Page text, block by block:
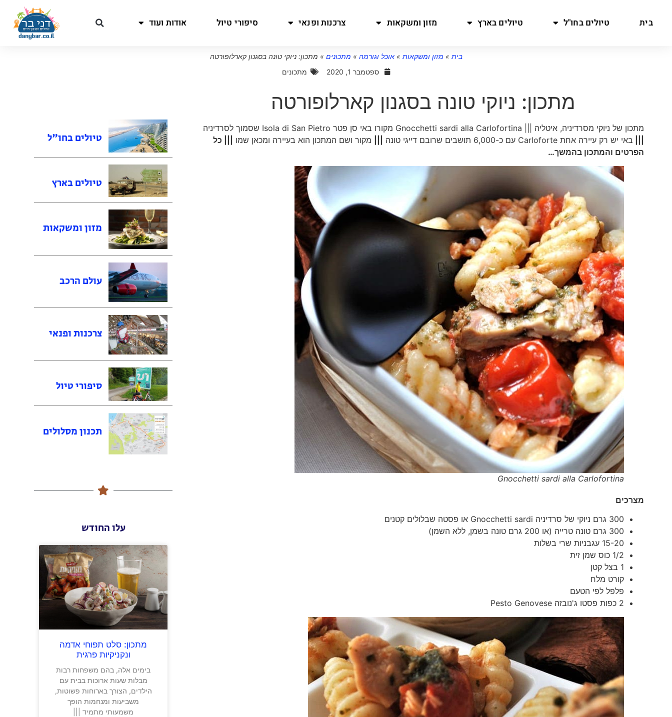
בית טיולים בחו"ל טיולים בארץ מזון ומשקאות צרכנות ופנאי סיפורי טיול אודות ועוד
בית » מזון ומשקאות »אוכל וגורמה » מתכונים » מתכון: ניוקי טונה בסגנון קארלופורטה
ספטמבר 1, 2020
מתכונים
מתכון: ניוקי טונה בסגנון קארלופורטה
מתכון של ניוקי מסרדיניה, איטליה ||| Gnocchetti sardi alla Carlofortina מקורו באי סן פטר Isola di San Pietro שסמוך לסרדיניה
באי יש רק עיירה אחת Carloforte עם כ-6,000 תושבים שרובם דייגי טונה מקור ושם המתכון הוא בעיירה ומכאן שמו
||| כל
הפרטים והמתכון בהמשך…
Gnocchetti sardi alla Carlofortina
מצרכים
300 גרם ניוקי של סרדיניה Gnocchetti sardi או פסטה שבלולים קטנים
300 גרם טונה טרייה (או 200 גרם טונה בשמן, ללא השמן)
15-20 עגבניות שרי בשלות
1/2 כוס שמן זית
1 בצל קטן
קורט מלח
פלפל לפי הטעם
2 כפות פסטו ג'נובזה Pesto Genovese
טיולים בחו"ל
טיולים בארץ
מזון ומשקאות
עולם הרכב
צרכנות ופנאי
סיפורי טיול
תכנון מסלולים
עלו החודש
מתכון: סלט תפוחי אדמה
ונקניקיות פרגית
בימים אלה, בהם משפחות רבות
מבלות שעות ארוכות בבית עם
הילדים, הצורך בארוחות פשוטות,
משביעות ומנחמות הופך
משמעותי מתמיד |||